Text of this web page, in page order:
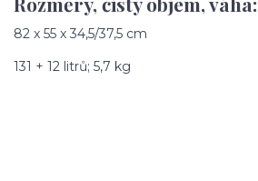
82 x 55 x 34,5/37,5 cm
131 + 12 litrů; 5,7 kg